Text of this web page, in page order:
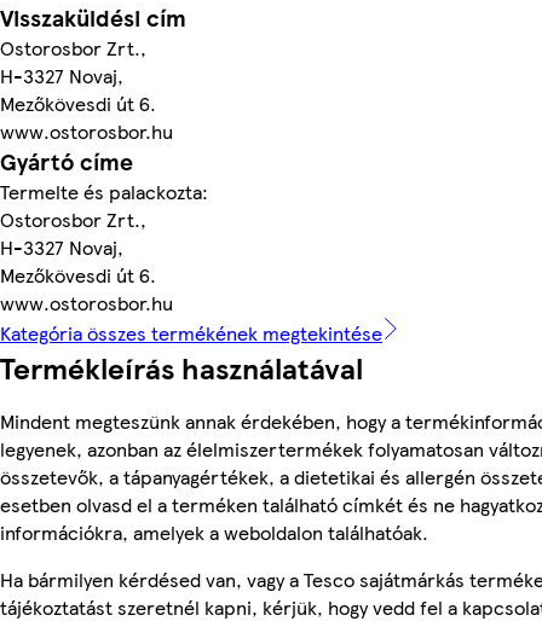
Visszaküldési cím
Ostorosbor Zrt.,
H-3327 Novaj,
Mezőkövesdi út 6.
www.ostorosbor.hu
Gyártó címe
Termelte és palackozta:
Ostorosbor Zrt.,
H-3327 Novaj,
Mezőkövesdi út 6.
www.ostorosbor.hu
Kategória összes termékének megtekintése
Termékleírás használatával
Mindent megteszünk annak érdekében, hogy a
legyenek, azonban az élelmiszertermékek folyamatosan
összetevők, a tápanyagértékek, a dietetikai és allergén
esetben olvasd el a terméken található címkét és ne
információkra, amelyek a weboldalon találhatóak.
Ha bármilyen kérdésed van, vagy a Tesco sajátmárkás
tájékoztatást szeretnél kapni, kérjük, hogy vedd fel a